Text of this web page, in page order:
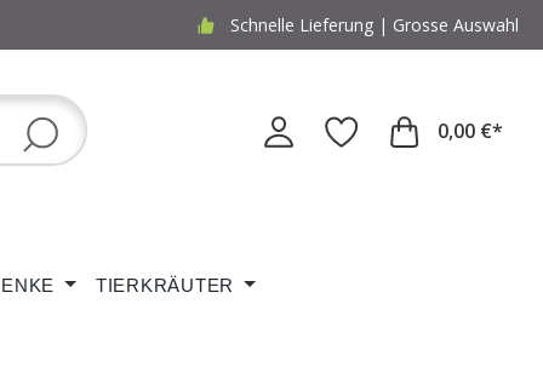
Schnelle Lieferung | Grosse Auswahl
0,00 €*
TIERKRÄUTER